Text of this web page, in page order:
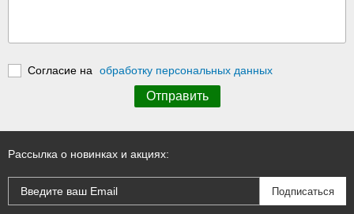
Согласие на обработку персональных данных
Рассылка о новинках и акциях: